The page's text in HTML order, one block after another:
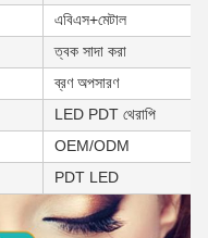
এবিএস+মেটাল
ত্বক সাদা করা
ব্রণ অপসারণ
LED PDT থেরাপি
OEM/ODM
PDT LED